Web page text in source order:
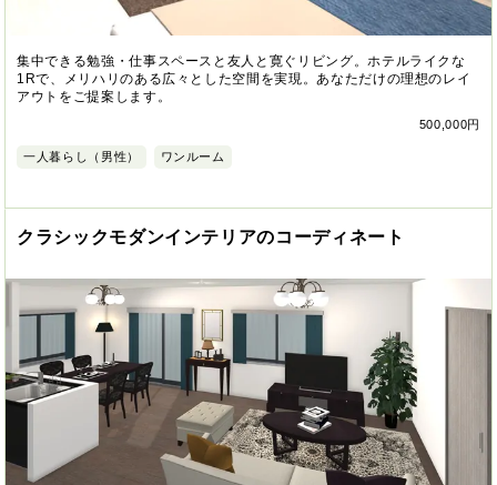
集中できる勉強・仕事スペースと友人と寛ぐリビング。ホテルライクな
1Rで、メリハリのある広々とした空間を実現。あなただけの理想のレイ
アウトをご提案します。
500,000円
一人暮らし（男性） ワンルーム
クラシックモダンインテリアのコーディネート